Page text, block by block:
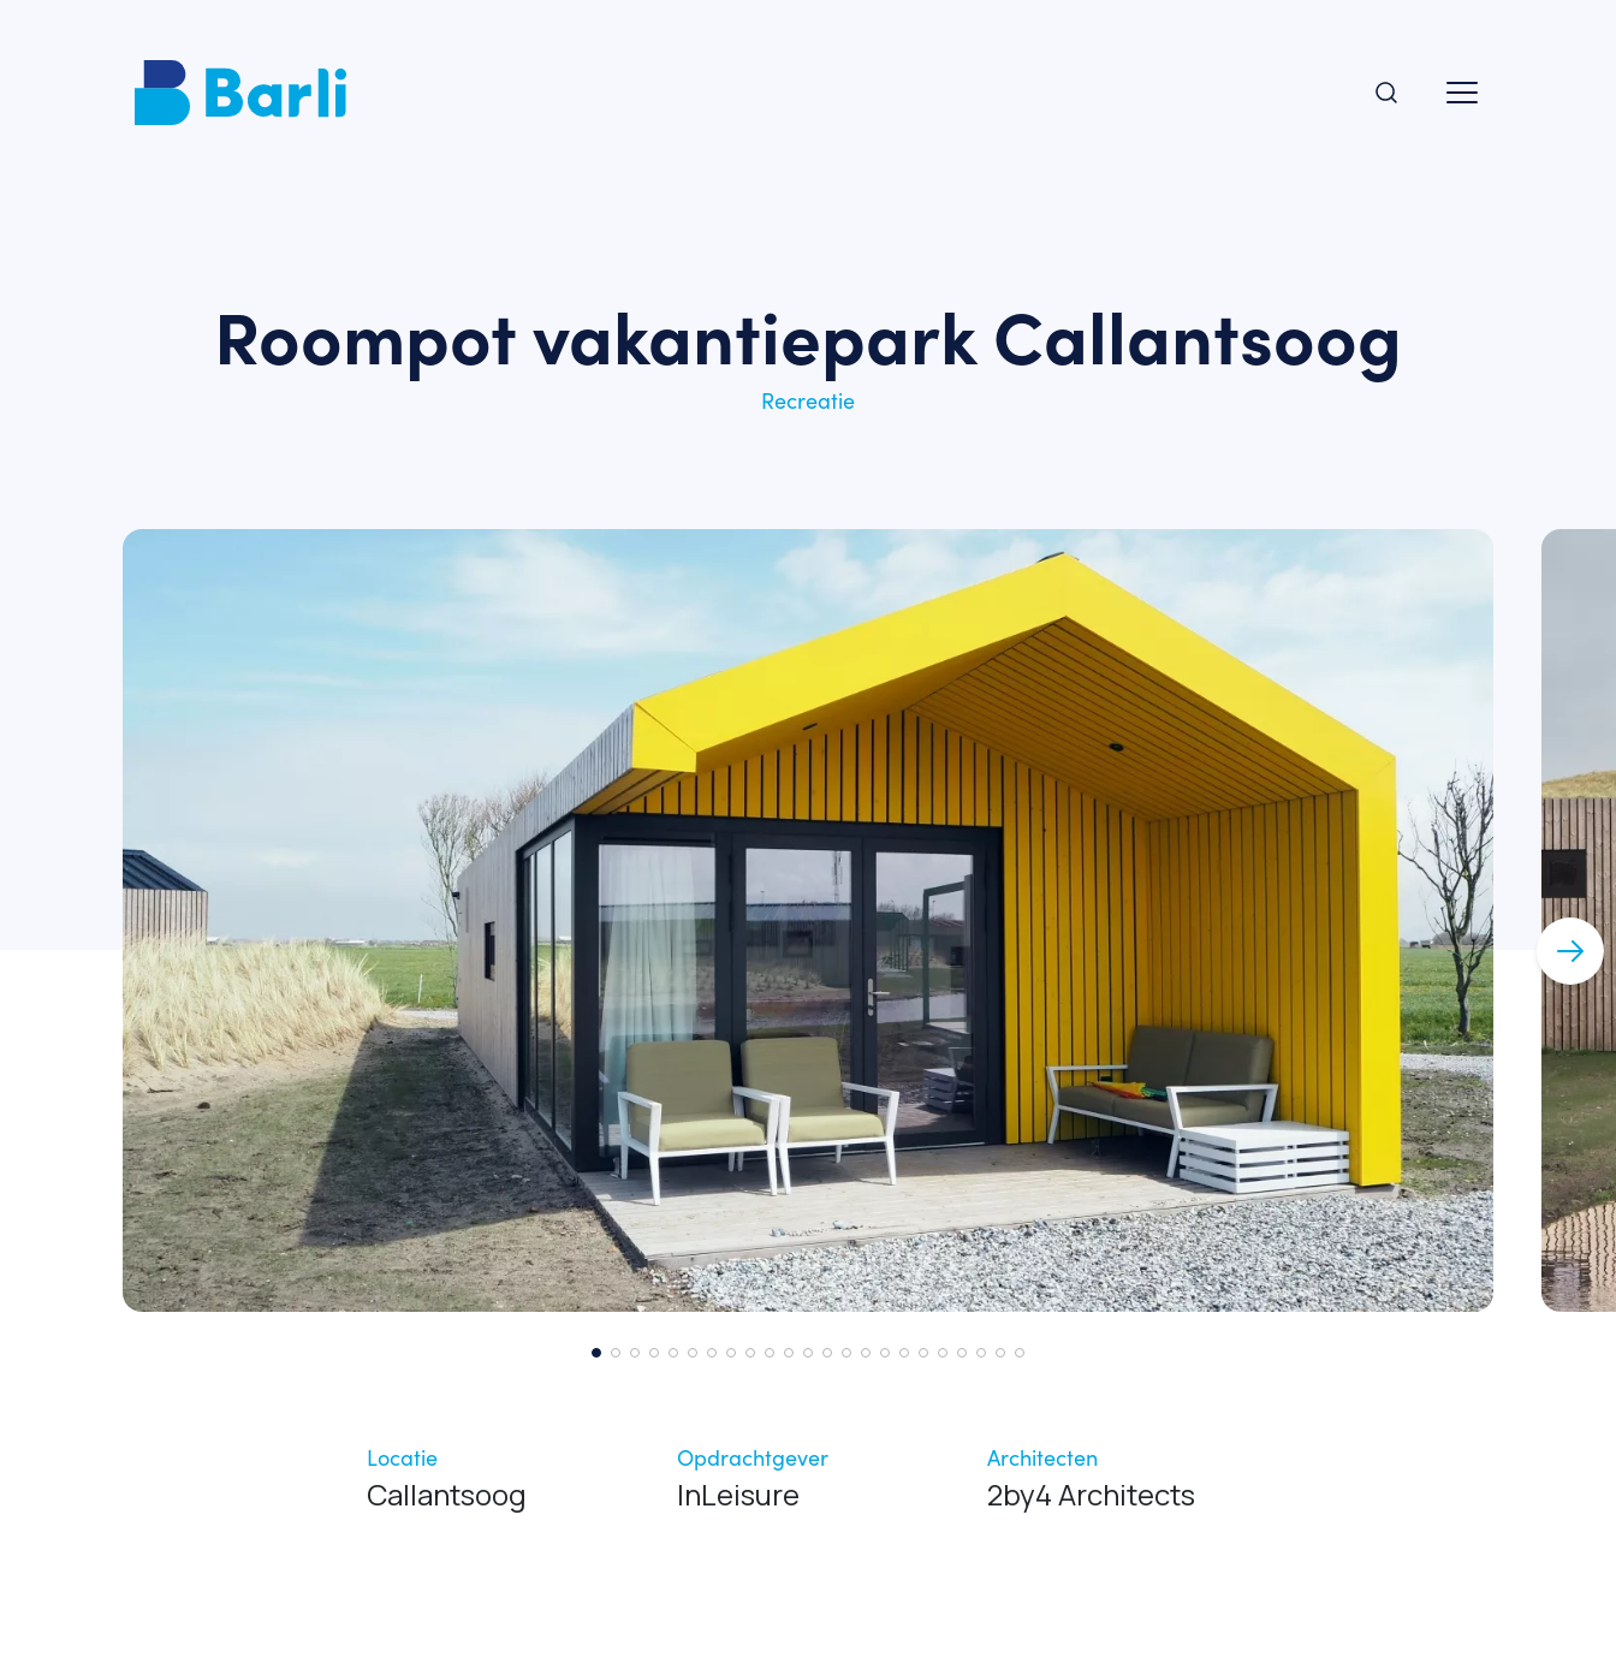
Roompot vakantiepark Callantsoog
Recreatie
Locatie
Callantsoog
Opdrachtgever
InLeisure
Architecten
2by4 Architects